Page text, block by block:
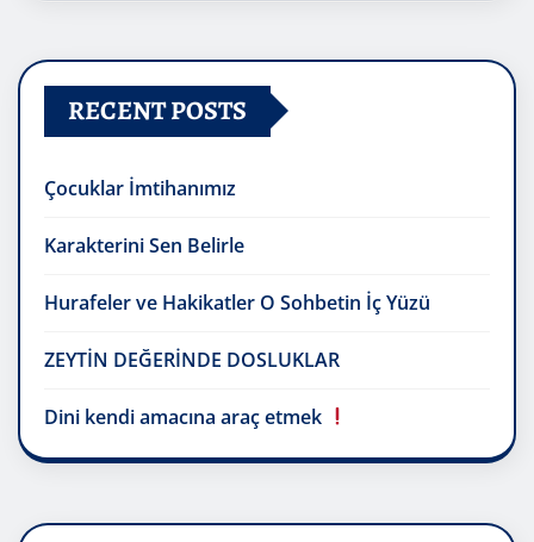
RECENT POSTS
Çocuklar İmtihanımız
Karakterini Sen Belirle
Hurafeler ve Hakikatler O Sohbetin İç Yüzü
ZEYTİN DEĞERİNDE DOSLUKLAR
Dini kendi amacına araç etmek